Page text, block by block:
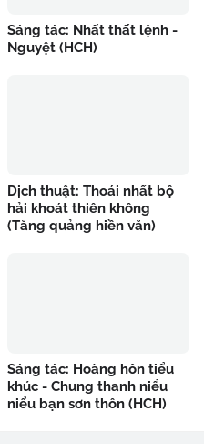
Sáng tác: Nhất thất lệnh -
Nguyệt (HCH)
Dịch thuật: Thoái nhất bộ
hải khoát thiên không
(Tăng quảng hiền văn)
Sáng tác: Hoàng hôn tiểu
khúc - Chung thanh niểu
niểu bạn sơn thôn (HCH)